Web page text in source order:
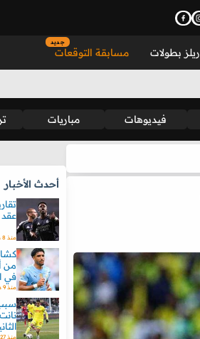
ريلز بطولات مسابقة التوقعات
جديد
فيديوهات مباريات
أحدث الأخبار
منذ 8 دقيقه
من
في
منذ 9 دقيقه
منذ 27 دقيقه